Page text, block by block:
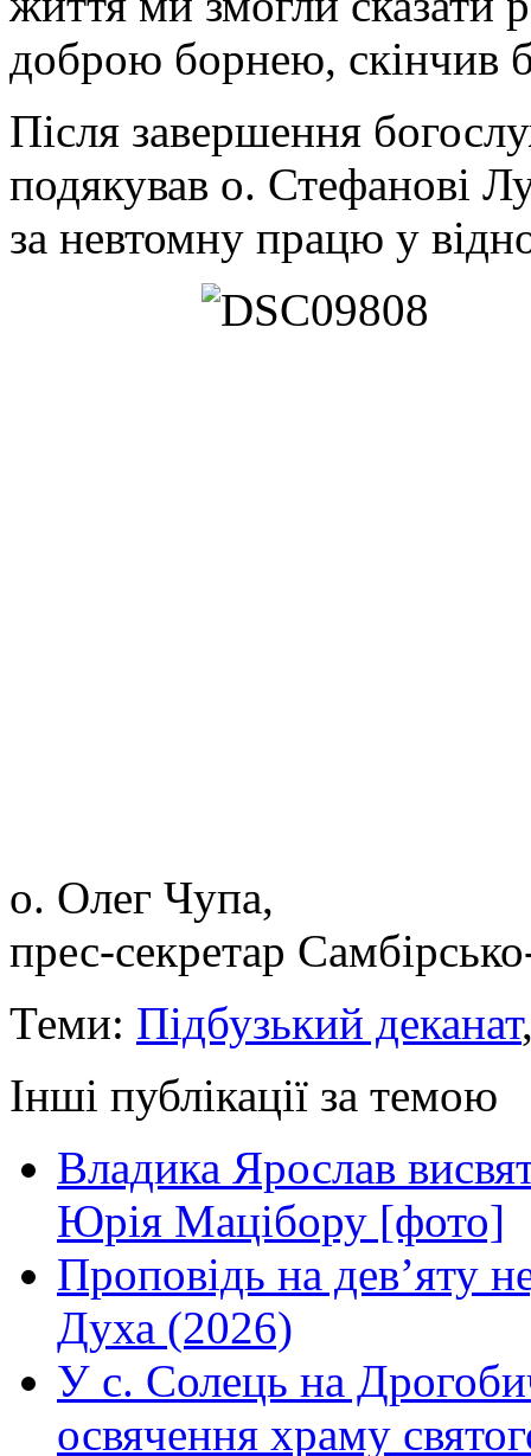
доброю борнею, скінчив
Після завершення
подякував о. Стефанові
за невтомну працю у
о. Олег Чупа,
прес-секретар
Теми: Підбузький деканат
Інші публікації за темою
Владика Ярослав
Юрія Мацібору [фото]
Проповідь на дев’яту
Духа (2026)
У с. Солець на
освячення храму